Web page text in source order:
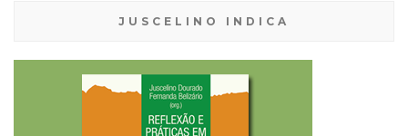
JUSCELINO INDICA